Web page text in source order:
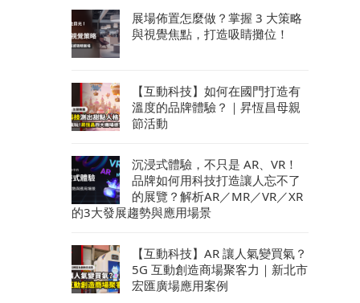
展場佈置怎麼做？掌握 3 大策略
與視覺焦點，打造吸睛攤位！
【互動科技】如何在國門打造有
溫度的品牌體驗？｜昇恆昌母親
節活動
沉浸式體驗，不只是 AR、VR！
品牌如何用科技打造讓人忘不了
的展覽？解析AR／MR／VR／XR
的3大發展趨勢與應用場景
【互動科技】AR 讓人氣變買氣？
5G 互動創造商場聚客力｜新北市
宏匯廣場應用案例